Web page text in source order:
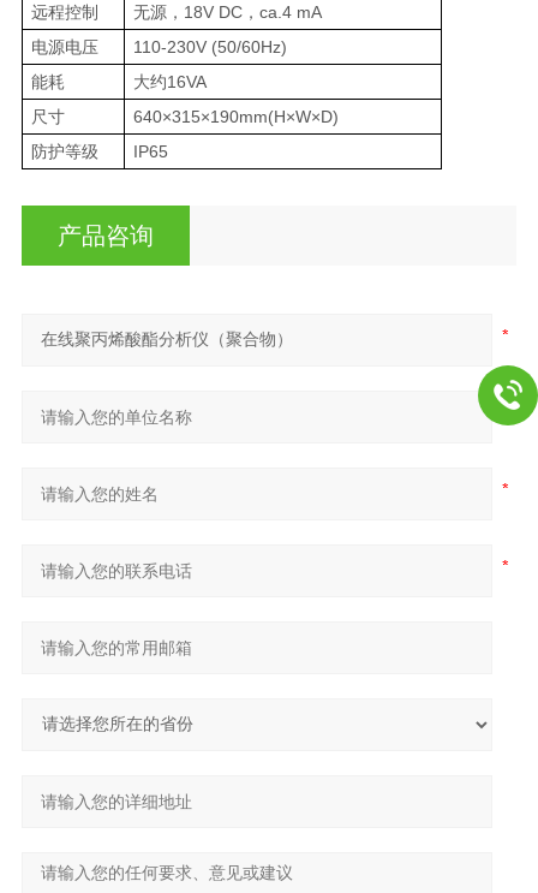
远程控制
无源，18V DC，ca.4 mA
电源电压
110-230V (50/60Hz)
能耗
大约16VA
尺寸
640×315×190mm(H×W×D)
防护等级
IP65
产品咨询